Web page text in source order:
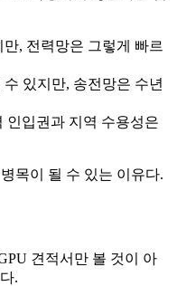
, 전력망은 그렇게 빠르
있지만, 송전망은 수년
인입권과 지역 수용성은
목이 될 수 있는 이유다.
견적서만 볼 것이 아
.